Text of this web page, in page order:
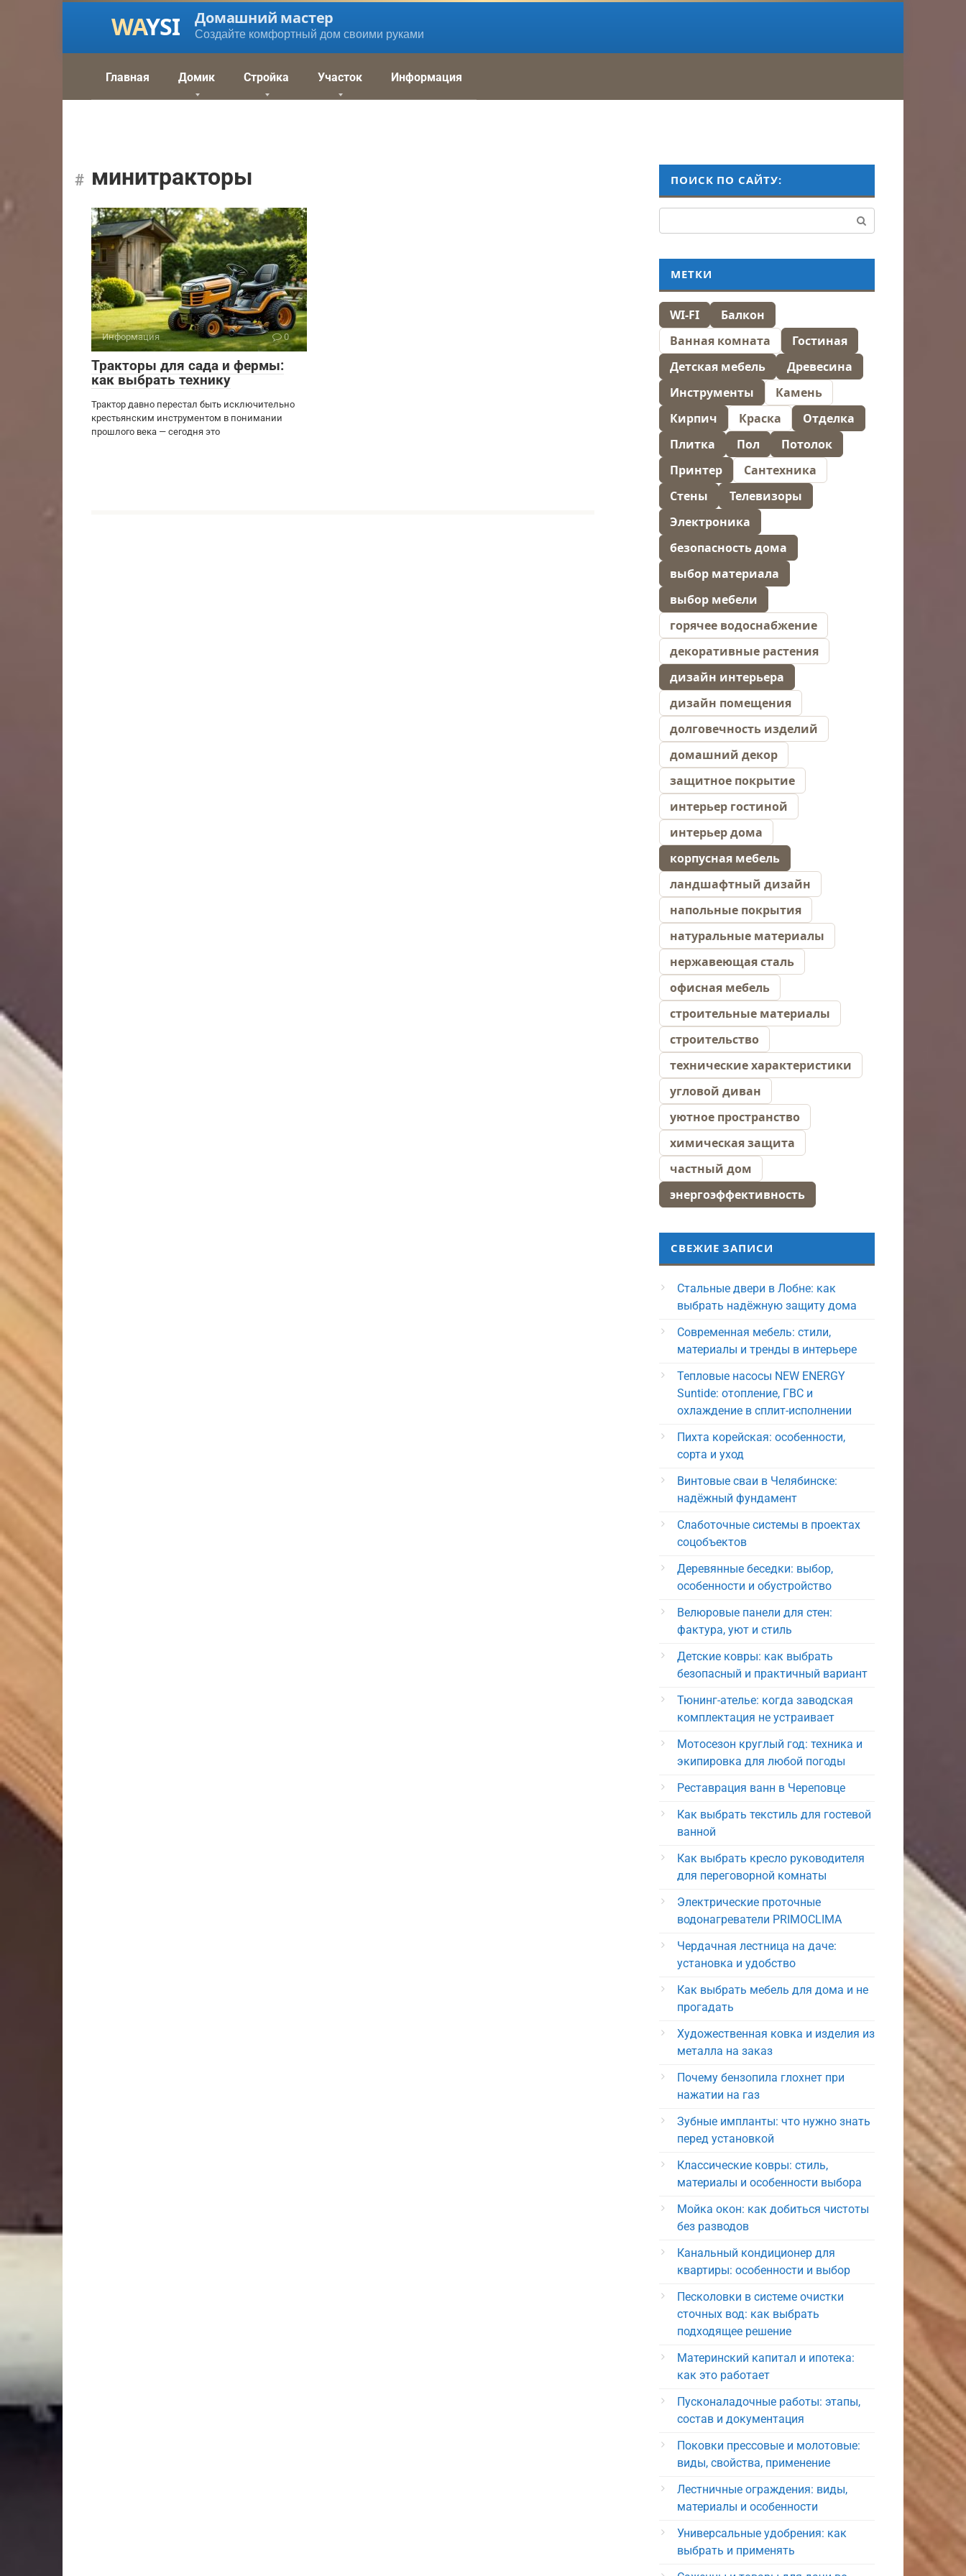
Домашний мастер
Создайте комфортный дом своими руками
Главная Домик Стройка Участок Информация
минитракторы
Информация 0
Тракторы для сада и фермы:
как выбрать технику
Трактор давно перестал быть исключительно
крестьянским инструментом в понимании
прошлого века — сегодня это
ПОИСК ПО САЙТУ:
МЕТКИ
WI-FI
Балкон
Ванная комната
Гостиная
Детская мебель
Древесина
Инструменты
Камень
Кирпич
Краска
Отделка
Плитка
Пол
Потолок
Принтер
Сантехника
Стены
Телевизоры
Электроника
безопасность дома
выбор материала
выбор мебели
горячее водоснабжение
декоративные растения
дизайн интерьера
дизайн помещения
долговечность изделий
домашний декор
защитное покрытие
интерьер гостиной
интерьер дома
корпусная мебель
ландшафтный дизайн
напольные покрытия
натуральные материалы
нержавеющая сталь
офисная мебель
строительные материалы
строительство
технические характеристики
угловой диван
уютное пространство
химическая защита
частный дом
энергоэффективность
СВЕЖИЕ ЗАПИСИ
Стальные двери в Лобне: как
выбрать надёжную защиту дома
Современная мебель: стили,
материалы и тренды в интерьере
Тепловые насосы NEW ENERGY
Suntide: отопление, ГВС и
охлаждение в сплит-исполнении
Пихта корейская: особенности,
сорта и уход
Винтовые сваи в Челябинске:
надёжный фундамент
Слаботочные системы в проектах
соцобъектов
Деревянные беседки: выбор,
особенности и обустройство
Велюровые панели для стен:
фактура, уют и стиль
Детские ковры: как выбрать
безопасный и практичный вариант
Тюнинг-ателье: когда заводская
комплектация не устраивает
Мотосезон круглый год: техника и
экипировка для любой погоды
Реставрация ванн в Череповце
Как выбрать текстиль для гостевой
ванной
Как выбрать кресло руководителя
для переговорной комнаты
Электрические проточные
водонагреватели PRIMOCLIMA
Чердачная лестница на даче:
установка и удобство
Как выбрать мебель для дома и не
прогадать
Художественная ковка и изделия из
металла на заказ
Почему бензопила глохнет при
нажатии на газ
Зубные импланты: что нужно знать
перед установкой
Классические ковры: стиль,
материалы и особенности выбора
Мойка окон: как добиться чистоты
без разводов
Канальный кондиционер для
квартиры: особенности и выбор
Песколовки в системе очистки
сточных вод: как выбрать
подходящее решение
Материнский капитал и ипотека:
как это работает
Пусконаладочные работы: этапы,
состав и документация
Поковки прессовые и молотовые:
виды, свойства, применение
Лестничные ограждения: виды,
материалы и особенности
Универсальные удобрения: как
выбрать и применять